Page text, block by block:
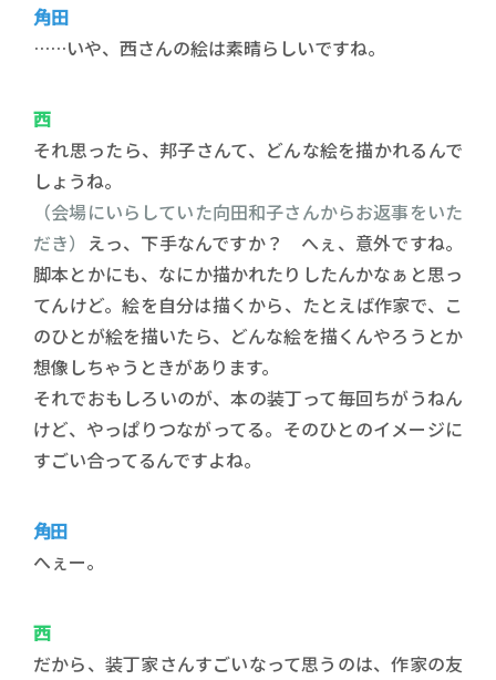
角田
……いや、西さんの絵は素晴らしいですね。
西
それ思ったら、邦子さんて、どんな絵を描かれるんで
しょうね。
（会場にいらしていた向田和子さんからお返事をいた
だき） えっ、下手なんですか？ へぇ、意外ですね。
脚本とかにも、なにか描かれたりしたんかなぁと思っ
てんけど。絵を自分は描くから、たとえば作家で、こ
のひとが絵を描いたら、どんな絵を描くんやろうとか
想像しちゃうときがあります。
それでおもしろいのが、本の装丁って毎回ちがうねん
けど、やっぱりつながってる。そのひとのイメージに
すごい合ってるんですよね。
角田
へぇー。
西
だから、装丁家さんすごいなって思うのは、作家の友